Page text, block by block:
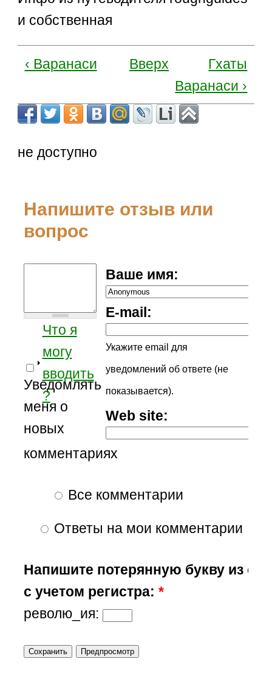
и собственная
‹ Варанаси Вверх
Гхаты
Варанаси ›
не доступно
Напишите отзыв или
вопрос
Ваше имя:
E-mail:
Укажите email для
уведомлений об ответе (не
показывается).
Web site:
Что я
могу
вводить
?
Уведомлять
меня о
новых
комментариях
Все комментарии
Ответы на мои комментарии
Напишите потерянную букву из
с учетом регистра:*
револю_ия: